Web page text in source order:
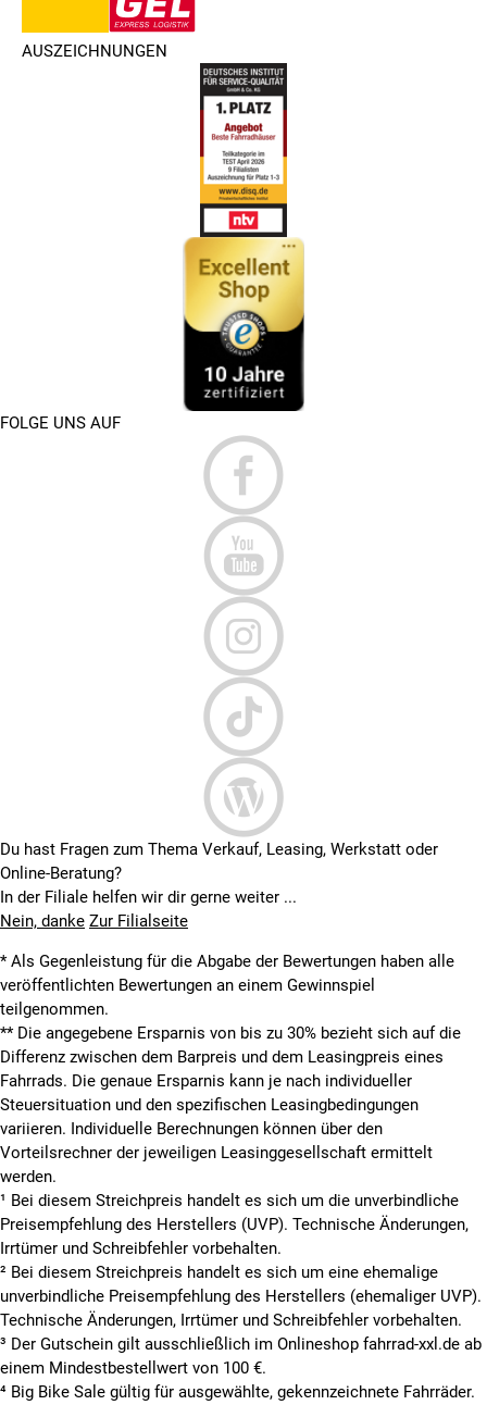
AUSZEICHNUNGEN
FOLGE UNS AUF
Du hast Fragen zum Thema Verkauf, Leasing, Werkstatt oder
Online-Beratung?
In der Filiale helfen wir dir gerne weiter ...
Nein, danke Zur Filialseite
* Als Gegenleistung für die Abgabe der Bewertungen haben alle
veröffentlichten Bewertungen an einem Gewinnspiel
teilgenommen.
** Die angegebene Ersparnis von bis zu 30% bezieht sich auf die
Differenz zwischen dem Barpreis und dem Leasingpreis eines
Fahrrads. Die genaue Ersparnis kann je nach individueller
Steuersituation und den spezifischen Leasingbedingungen
variieren. Individuelle Berechnungen können über den
Vorteilsrechner der jeweiligen Leasinggesellschaft ermittelt
werden.
¹ Bei diesem Streichpreis handelt es sich um die unverbindliche
Preisempfehlung des Herstellers (UVP). Technische Änderungen,
Irrtümer und Schreibfehler vorbehalten.
² Bei diesem Streichpreis handelt es sich um eine ehemalige
unverbindliche Preisempfehlung des Herstellers (ehemaliger UVP).
Technische Änderungen, Irrtümer und Schreibfehler vorbehalten.
³ Der Gutschein gilt ausschließlich im Onlineshop fahrrad-xxl.de ab
einem Mindestbestellwert von 100 €.
⁴ Big Bike Sale gültig für ausgewählte, gekennzeichnete Fahrräder.